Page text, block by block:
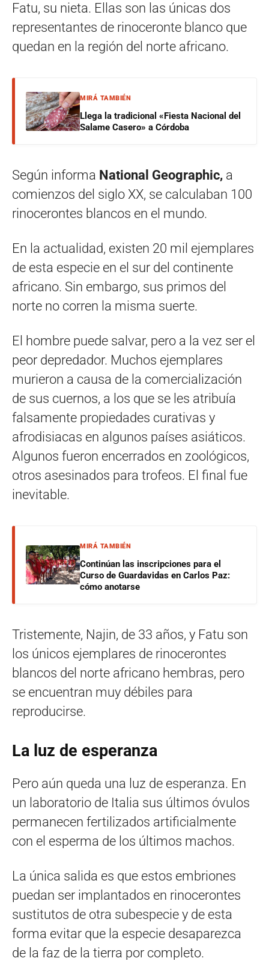
Fatu, su nieta. Ellas son las únicas dos
representantes de rinoceronte blanco que
quedan en la región del norte africano.
MIRÁ TAMBIÉN
Llega la tradicional «Fiesta Nacional del
Salame Casero» a Córdoba
Según informa National Geographic, a
comienzos del siglo XX, se calculaban 100
rinocerontes blancos en el mundo.
En la actualidad, existen 20 mil ejemplares
de esta especie en el sur del continente
africano. Sin embargo, sus primos del
norte no corren la misma suerte.
El hombre puede salvar, pero a la vez ser el
peor depredador. Muchos ejemplares
murieron a causa de la comercialización
de sus cuernos, a los que se les atribuía
falsamente propiedades curativas y
afrodisiacas en algunos países asiáticos.
Algunos fueron encerrados en zoológicos,
otros asesinados para trofeos. El final fue
inevitable.
MIRÁ TAMBIÉN
Continúan las inscripciones para el
Curso de Guardavidas en Carlos Paz:
cómo anotarse
Tristemente, Najin, de 33 años, y Fatu son
los únicos ejemplares de rinocerontes
blancos del norte africano hembras, pero
se encuentran muy débiles para
reproducirse.
La luz de esperanza
Pero aún queda una luz de esperanza. En
un laboratorio de Italia sus últimos óvulos
permanecen fertilizados artificialmente
con el esperma de los últimos machos.
La única salida es que estos embriones
puedan ser implantados en rinocerontes
sustitutos de otra subespecie y de esta
forma evitar que la especie desaparezca
de la faz de la tierra por completo.